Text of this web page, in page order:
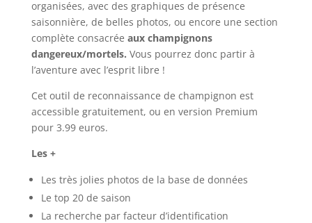
organisées, avec des graphiques de présence
saisonnière, de belles photos, ou encore une section
complète consacrée aux champignons
dangereux/mortels. Vous pourrez donc partir à
l’aventure avec l’esprit libre !
Cet outil de reconnaissance de champignon est
accessible gratuitement, ou en version Premium
pour 3.99 euros.
Les +
Les très jolies photos de la base de données
Le top 20 de saison
La recherche par facteur d’identification